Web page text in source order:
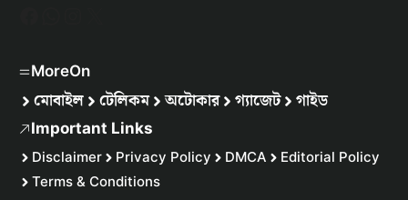
MoreOn
মোবাইল টেলিকম অটোকার গ্যাজেট গাইড
Important Links
Disclaimer Privacy Policy DMCA
Editorial Policy
Terms & Conditions